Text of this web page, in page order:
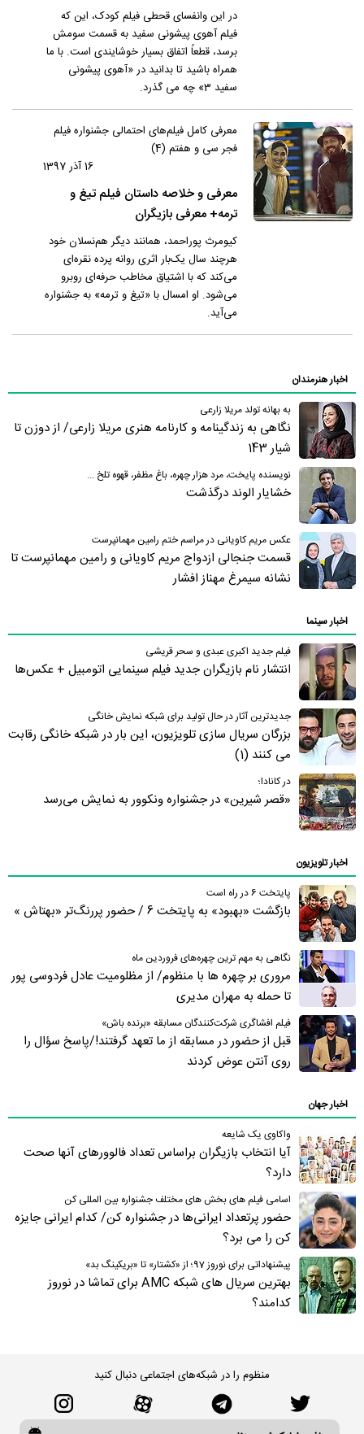
در این وانفسای قحطی فیلم کودک، این که
فیلم آهوی پیشونی سفید به قسمت سومش
برسد، قطعاً اتفاق بسیار خوشایندی است. با ما
همراه باشید تا بدانید در «آهوی پیشونی
سفید 3» چه می گذرد.
معرفی کامل فیلم‌های احتمالی جشنواره فیلم
فجر سی و هفتم (4)
16 آذر 1397
معرفی و خلاصه داستان فیلم تیغ و
ترمه+ معرفی بازیگران
کیومرث پوراحمد، همانند دیگر هم‌نسلان خود
هرچند سال یک‌بار اثری روانه پرده نقره‌ای
می‌کند که با اشتیاق مخاطب حرفه‌ای روبرو
می‌شود. او امسال با «تیغ و ترمه» به جشنواره
می‌آید.
اخبار هنرمندان
به بهانه تولد مریلا زارعی
نگاهی به زندگینامه و کارنامه هنری مریلا زارعی/ از دوزن تا
شیار 143
نویسنده پایخت، مرد هزار چهره، باغ مظفر، قهوه تلخ ...
خشایار الوند درگذشت
عکس مریم کاویانی در مراسم ختم رامین مهمانپرست
قسمت جنجالی ازدواج مریم کاویانی و رامین مهمانپرست تا
نشانه سیمرغ مهناز افشار
اخبار سینما
فیلم جدید اکبری عبدی و سحر قریشی
انتشار نام بازیگران جدید فیلم سینمایی اتومبیل + عکس‌ها
جدیدترین آثار در حال تولید برای شبکه نمایش خانگی
بزرگان سریال سازی تلویزیون، این بار در شبکه خانگی رقابت
می کنند (1)
در کانادا؛
«قصر شیرین» در جشنواره ونکوور به نمایش می‌رسد
اخبار تلویزیون
پایتخت 6 در راه است
بازگشت «بهبود» به پایتخت 6 / حضور پررنگ‌تر «بهتاش »
نگاهی به مهم ترین چهره‌های فروردین ماه
مروری بر چهره ها با منظوم/ از مظلومیت عادل فردوسی پور
تا حمله به مهران مدیری
فیلم افشاگری شرکت‌کنندگان مسابقه «برنده باش»
قبل از حضور در مسابقه از ما تعهد گرفتند!/پاسخ سؤال را
روی آنتن عوض کردند
اخبار جهان
واکاوی یک شایعه
آیا انتخاب بازیگران براساس تعداد فالوورهای آنها صحت
دارد؟
اسامی فیلم های بخش های مختلف جشنواره بین المللی کن
حضور پرتعداد ایرانی‌ها در جشنواره کن/ کدام ایرانی جایزه
کن را می برد؟
پیشنهاداتی برای نوروز 97؛ از «کشتار» تا «بریکینگ بد»
بهترین سریال های شبکه AMC برای تماشا در نوروز
کدامند؟
منظوم را در شبکه‌های اجتماعی دنبال کنید